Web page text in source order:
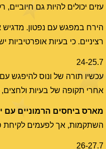
עזים יכולים להיות גם חיוביים,
הירח במפגש עם נפטון. מדגיש
רציניים. כי בעיות
24-25.7
עכשיו תורה של ונוס להיפגש
אחרי תקופה של בעיות
מארס ביחסים הרמוניים עם
השתקמות, אך לפעמים לקיחת
26-27.7